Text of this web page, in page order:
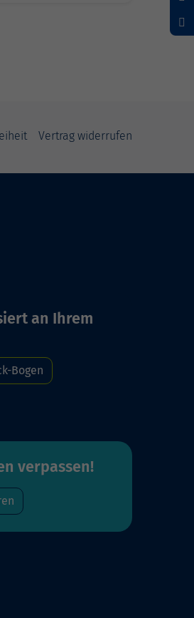
Vertrag widerrufen
an Ihrem
Bogen
verpassen!